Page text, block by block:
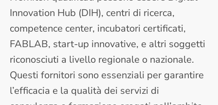
Innovation Hub (DIH), centri di ricerca,
competence center, incubatori certificati,
FABLAB, start-up innovative, e altri soggetti
riconosciuti a livello regionale o nazionale.
Questi fornitori sono essenziali per garantire
l’efficacia e la qualità dei servizi di